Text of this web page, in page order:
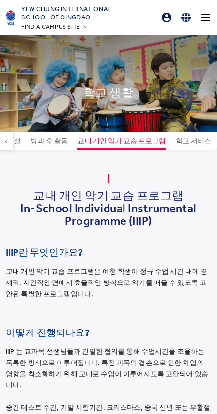
YEW CHUNG INTERNATIONAL
SCHOOL OF QINGDAO
FIND A CAMPUS SITE
Hong Kong
Silicon Valley
Beijing
Beijing Yizhuang
Chongqing
Qingdao
Shanghai
학부모 로그인
온라인 주문
English
简体中文
한국어
학교 생활
시설 방과 후 활동 교내 개인 악기 교습 프로그램 학교 서비스
교내 개인 악기 교습 프로그램
In-School Individual Instrumental
Programme (IIIP)
IIIP란 무엇인가요?
교내 개인 악기 교습 프로그램은 예청 학생이 정규 수업 시간 내에 경
제적, 시간적인 면에서 효율적인 방식으로 악기를 배울 수 있도록 고
안된 특별한 프로그램입니다.
어떻게 진행되나요?
IIIP 는 교과목 선생님들과 긴밀한 협의를 통해 수업시간을 조율하는
독특한 방식으로 이루어집니다. 특정 과목의 결손으로 인한 학업의
영향을 최소화하기 위해 교대로 수업이 이루어지도록 고안되어 있습
니다.
중간 테스트 주간, 기말 시험기간, 크리스마스, 중국 신년 또는 부활절